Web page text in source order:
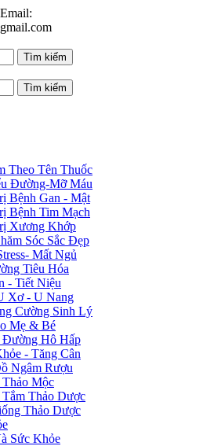
Email:
Theo Tên Thuốc
Đường-Mỡ Máu
Bệnh Gan - Mật
Bệnh Tim Mạch
Xương Khớp
Sóc Sắc Đẹp
Mất Ngủ
Tiêu Hóa
- Tiết Niệu
Xơ - U Nang
Cường Sinh Lý
Mẹ & Bé
Đường Hô Hấp
- Tăng Cân
Ngâm Rượu
Thảo Mộc
Thảo Dược
Thảo Dược
Sức Khỏe